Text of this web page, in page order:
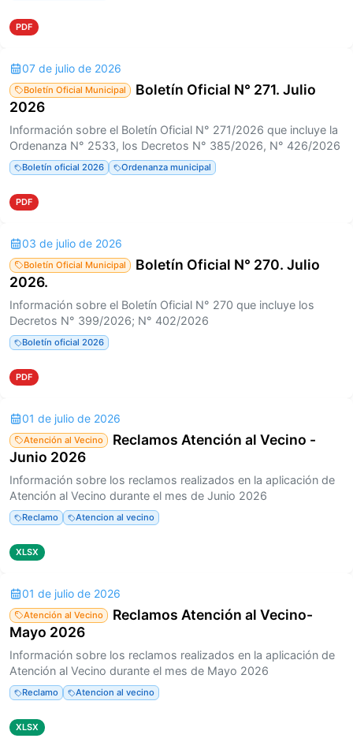
PDF
07 de julio de 2026
Boletín Oficial Municipal
Boletín Oficial N° 271. Julio
2026
Información sobre el Boletín Oficial N° 271/2026 que incluye la
Ordenanza N° 2533, los Decretos N° 385/2026, N° 426/2026
Boletín oficial 2026 Ordenanza municipal
PDF
03 de julio de 2026
Boletín Oficial Municipal
Boletín Oficial N° 270. Julio
2026.
Información sobre el Boletín Oficial N° 270 que incluye los
Decretos N° 399/2026; N° 402/2026
Boletín oficial 2026
PDF
01 de julio de 2026
Atención al Vecino
Reclamos Atención al Vecino -
Junio 2026
Información sobre los reclamos realizados en la aplicación de
Atención al Vecino durante el mes de Junio 2026
Reclamo Atencion al vecino
XLSX
01 de julio de 2026
Atención al Vecino
Reclamos Atención al Vecino-
Mayo 2026
Información sobre los reclamos realizados en la aplicación de
Atención al Vecino durante el mes de Mayo 2026
Reclamo Atencion al vecino
XLSX